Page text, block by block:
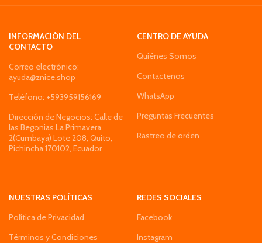
INFORMACIÓN DEL
CONTACTO
Correo electrónico:
ayuda@znice.shop
Teléfono: +593959156169
Dirección de Negocios: Calle de
las Begonias La Primavera
2(Cumbaya) Lote 208, Quito,
Pichincha 170102, Ecuador
CENTRO DE AYUDA
Quiénes Somos
Contactenos
WhatsApp
Preguntas Frecuentes
Rastreo de orden
NUESTRAS POLÍTICAS
Política de Privacidad
Términos y Condiciones
REDES SOCIALES
Facebook
Instagram